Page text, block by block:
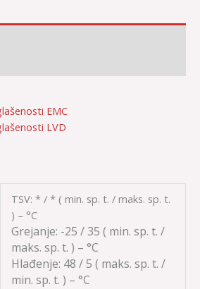
EMC
LVD
TSV: * / * ( min. sp. t. / maks. sp. t.
) – °C
Grejanje: -25 / 35 ( min. sp. t. /
maks. sp. t. ) – °C
Hlađenje: 48 / 5 ( maks. sp. t. /
min. sp. t. ) – °C